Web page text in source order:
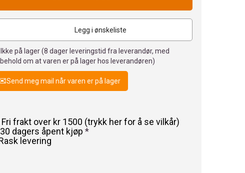
Legg i ønskeliste
Ikke på lager (8 dager leveringstid fra leverandør, med
om at varen er på lager hos leverandøren)
Send meg mail når varen er på lager
Fri frakt over kr 1500 (trykk her for å se vilkår)
dagers åpent kjøp*
Rask levering